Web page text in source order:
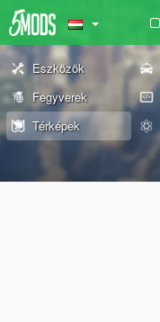
Eszközök
Fegyverek
Térképek